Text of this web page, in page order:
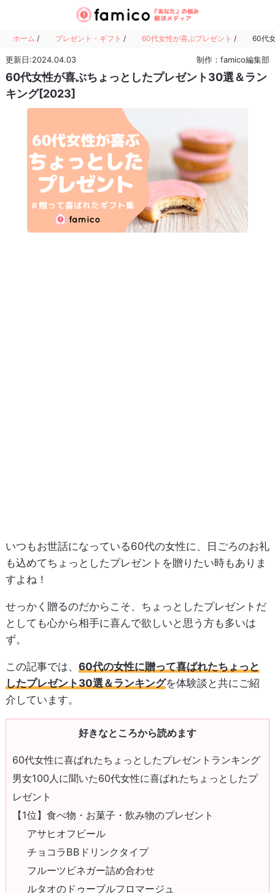
ホーム / プレゼント・ギフト / 60代女性が喜ぶプレゼント / 60代
更新日:2024.04.03 制作：famico編集部
60代女性が喜ぶちょっとしたプレゼント30選＆ラン
キング[2023]
いつもお世話になっている60代の女性に、日ごろのお礼
も込めてちょっとしたプレゼントを贈りたい時もありま
すよね！
せっかく贈るのだからこそ、ちょっとしたプレゼントだ
としても心から相手に喜んで欲しいと思う方も多いは
ず。
この記事では、 60代の女性に贈って喜ばれたちょっと
したプレゼント30選＆ランキングを体験談と共にご紹
介しています。
好きなところから読めます
60代女性に喜ばれたちょっとしたプレゼントランキング
男女100人に聞いた60代女性に喜ばれたちょっとしたプ
レゼント
【1位】食べ物・お菓子・飲み物のプレゼント
アサヒオフビール
チョコラBBドリンクタイプ
フルーツビネガー詰め合わせ
ルタオのドゥーブルフロマージュ